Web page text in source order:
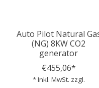
Auto Pilot Natural
(NG) 8KW CO2
generator
€455,06*
* Inkl. MwSt. zzgl.